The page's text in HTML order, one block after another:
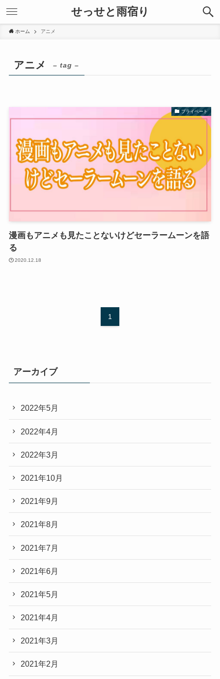
せっせと雨宿り
ホーム アニメ
アニメ – tag –
プライベート
漫画もアニメも見たことないけどセーラームーンを語
る
2020.12.18
1
アーカイブ
2022年5月
2022年4月
2022年3月
2021年10月
2021年9月
2021年8月
2021年7月
2021年6月
2021年5月
2021年4月
2021年3月
2021年2月